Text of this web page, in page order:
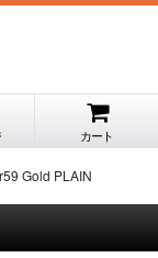
カート
Gold PLAIN